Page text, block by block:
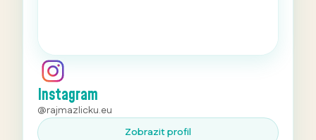
Instagram
@rajmazlicku.eu
Zobrazit profil